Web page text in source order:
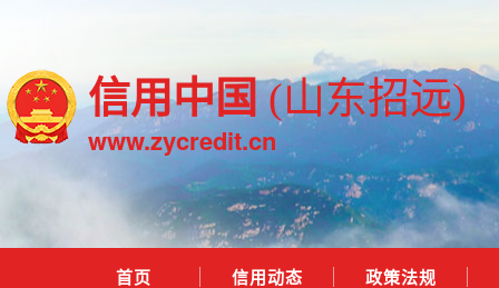
信用中国(山东招远)
www.zycredit.cn
首页 信用动态 政策法规